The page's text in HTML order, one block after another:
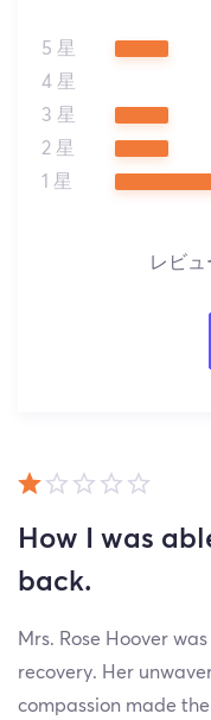
5 星
4 星
3 星
2 星
1 星
レビ
How I was
back.
Mrs. Rose Hoover
recovery. Her
compassion made